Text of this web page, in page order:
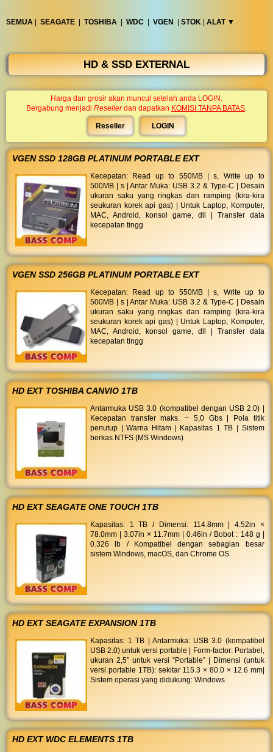
SEMUA SEAGATE TOSHIBA WDC VGEN STOK ALAT ▼︎
HD & SSD EXTERNAL
Harga dan grosir akan muncul setelah anda LOGIN.
Bergabung menjadi Resellerdan dapatkan KOMISI TANPA BATAS.
Reseller LOGIN
VGEN SSD 128GB PLATINUM PORTABLE EXT
Kecepatan: Read up to 550MB | s, Write up to
500MB | s | Antar Muka: USB 3.2 & Type-C | Desain
ukuran saku yang ringkas dan ramping (kira-kira
seukuran korek api gas) | Untuk Laptop, Komputer,
MAC, Android, konsol game, dll | Transfer data
kecepatan tingg
VGEN SSD 256GB PLATINUM PORTABLE EXT
Kecepatan: Read up to 550MB | s, Write up to
500MB | s | Antar Muka: USB 3.2 & Type-C | Desain
ukuran saku yang ringkas dan ramping (kira-kira
seukuran korek api gas) | Untuk Laptop, Komputer,
MAC, Android, konsol game, dll | Transfer data
kecepatan tingg
HD EXT TOSHIBA CANVIO 1TB
Antarmuka USB 3.0 (kompatibel dengan USB 2.0) |
Kecepatan transfer maks. ~ 5,0 Gbs | Pola titik
penutup | Warna Hitam | Kapasitas 1 TB | Sistem
berkas NTFS (MS Windows)
HD EXT SEAGATE ONE TOUCH 1TB
Kapasitas: 1 TB / Dimensi: 114.8mm | 4.52in ×
78.0mm | 3.07in × 11.7mm | 0.46in / Bobot : 148 g |
0.326 lb / Kompatibel dengan sebagian besar
sistem Windows, macOS, dan Chrome OS.
HD EXT SEAGATE EXPANSION 1TB
Kapasitas: 1 TB | Antarmuka: USB 3.0 (kompatibel
USB 2.0) untuk versi portable | Form-factor: Portabel,
ukuran 2,5″ untuk versi “Portable” | Dimensi (untuk
versi portable 1TB): sekitar 115.3 × 80.0 × 12.6 mm|
Sistem operasi yang didukung: Windows
HD EXT WDC ELEMENTS 1TB